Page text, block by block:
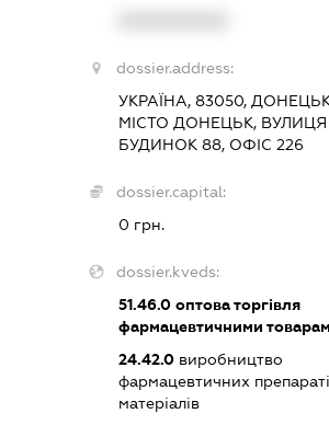
dossier.address:
УКРАЇНА, 83050,
МІСТО ДОНЕЦЬК,
БУДИНОК 88, ОФІС 226
dossier.capital:
0 грн.
dossier.kveds:
51.46.0оптова торгівля
фармацевтичними
24.42.0виробництво
фармацевтичних
матеріалів